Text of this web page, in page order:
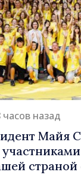
часов назад
Майя
страной